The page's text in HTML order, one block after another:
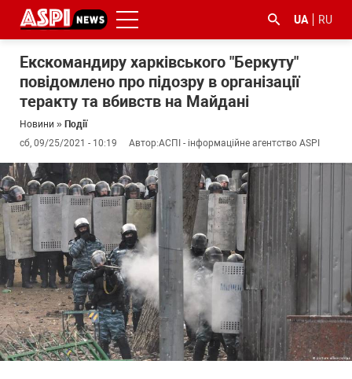
UA RU
Екскомандиру харківського "Беркуту"
повідомлено про підозру в організації
теракту та вбивств на Майдані
Новини » Події
сб, 09/25/2021 - 10:19
Автор:АСПІ - інформаційне агентство ASPI
#ООС
#боротьба
з
корупцією
#ДФС #Київ #коронавірус